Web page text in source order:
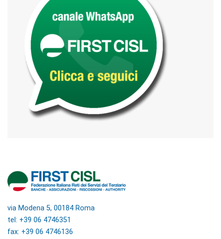
via Modena 5, 00184 Roma
tel: +39 06 4746351
fax: +39 06 4746136